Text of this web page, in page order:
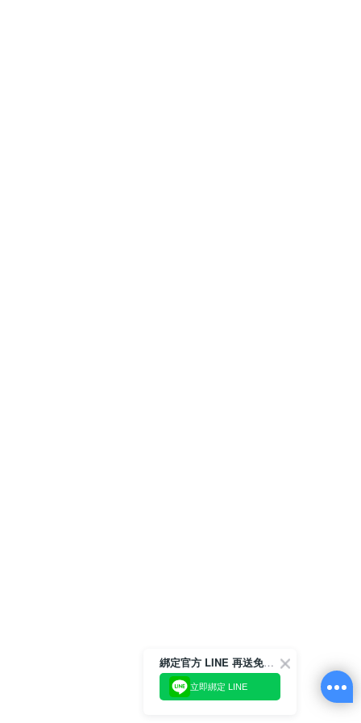
綁定官方 LINE 再送免運券 ✨
立即綁定 LINE